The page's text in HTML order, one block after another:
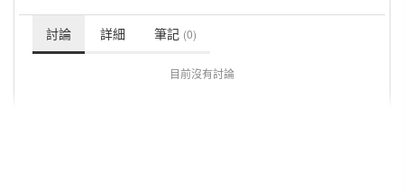
討論 詳細 筆記 (0)
目前沒有討論